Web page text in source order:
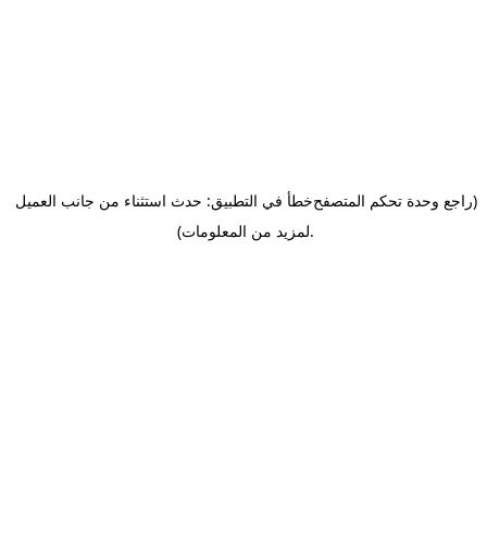
خطأ في التطبيق: حدث استثناء من جانب العميل(راجع وحدة تحكم المتصفح
لمزيد من المعلومات).